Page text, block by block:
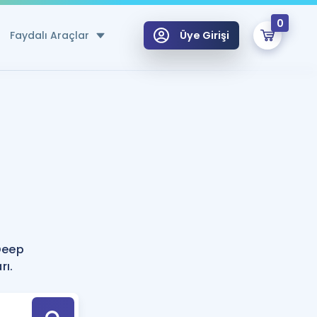
Faydalı Araçlar
Hesaplama Aracı
için Öneriler
Tek Takvimde
Üye Girişi
0
Hoca ile seni sınava hazırlayacak onlarca eğitim seni bekliyor!